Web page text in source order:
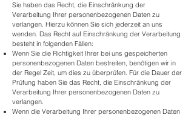
Sie haben das Recht, die Einschränkung der
Verarbeitung Ihrer personenbezogenen Daten zu
verlangen. Hierzu können Sie sich jederzeit an uns
wenden. Das Recht auf Einschränkung der Verarbeitung
besteht in folgenden Fällen:
Wenn Sie die Richtigkeit Ihrer bei uns gespeicherten
personenbezogenen Daten bestreiten, benötigen wir in
der Regel Zeit, um dies zu überprüfen. Für die Dauer der
Prüfung haben Sie das Recht, die Einschränkung der
Verarbeitung Ihrer personenbezogenen Daten zu
verlangen.
Wenn die Verarbeitung Ihrer personenbezogenen Daten